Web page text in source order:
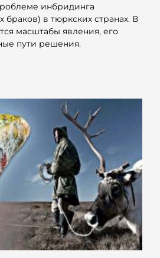
инбридинга
браков) в тюркских странах. В
масштабы явления, его
пути решения.